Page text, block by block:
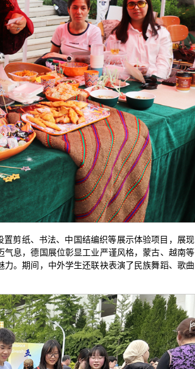
剪纸、书法、中国结编织等展示体验项目，展现
息，德国展位彰显工业严谨风格，蒙古、越南等
。期间，中外学生还联袂表演了民族舞蹈、歌曲